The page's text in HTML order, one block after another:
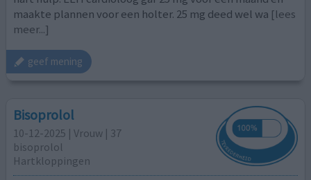
maakte plannen voor een holter. 25 mg deed wel wa [lees
meer...]
geef mening
Bisoprolol
10-12-2025 | Vrouw | 37
bisoprolol
Hartkloppingen